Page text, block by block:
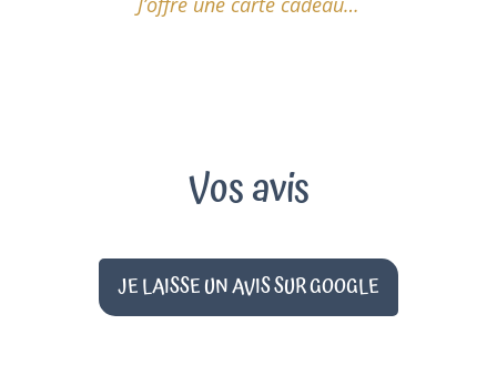
Vos avis
JE LAISSE UN AVIS SUR GOOGLE